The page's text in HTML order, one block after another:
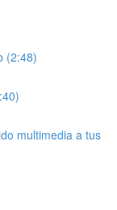
(2:48)
multimedia a tus